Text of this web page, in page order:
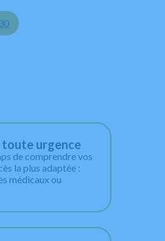
urgence
de comprendre vos
la plus adaptée :
médicaux ou